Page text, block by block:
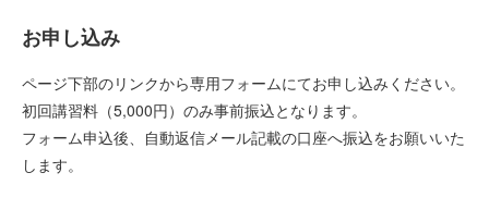
お申し込み
ページ下部のリンクから専用フォームにてお申し込みください。
初回講習料（5,000円）のみ事前振込となります。
フォーム申込後、自動返信メール記載の口座へ振込をお願いいた
します。